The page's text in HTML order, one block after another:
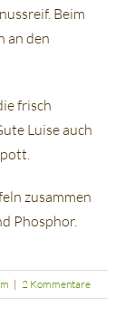
Beim
an den
frisch
Luise auch
zusammen
Phosphor.
| 2 Kommentare